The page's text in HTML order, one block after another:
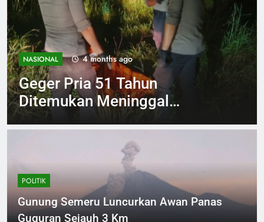
NASIONAL 4 months ago
Geger Pria 51 Tahun
Ditemukan Meninggal
Tergantung di Pohon
POLITIK
Gunung Semeru Luncurkan Awan Panas
Guguran Sejauh 3 Km